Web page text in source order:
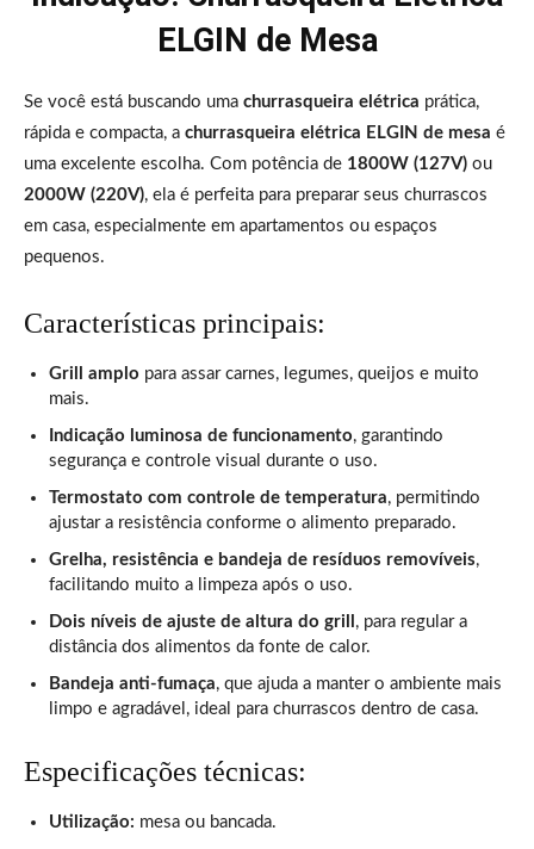
ELGIN de Mesa
Se você está buscando uma churrasqueira elétrica prática,
rápida e compacta, a churrasqueira elétrica ELGIN de mesa é
uma excelente escolha. Com potência de 1800W (127V) ou
2000W (220V), ela é perfeita para preparar seus churrascos
em casa, especialmente em apartamentos ou espaços
pequenos.
Características principais:
Grill amplo para assar carnes, legumes, queijos e muito
mais.
Indicação luminosa de funcionamento, garantindo
segurança e controle visual durante o uso.
Termostato com controle de temperatura, permitindo
ajustar a resistência conforme o alimento preparado.
Grelha, resistência e bandeja de resíduos removíveis,
facilitando muito a limpeza após o uso.
Dois níveis de ajuste de altura do grill , para regular a
distância dos alimentos da fonte de calor.
Bandeja anti-fumaça, que ajuda a manter o ambiente mais
limpo e agradável, ideal para churrascos dentro de casa.
Especificações técnicas:
Utilização: mesa ou bancada.